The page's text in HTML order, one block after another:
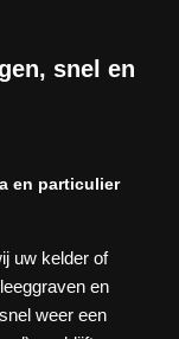
snel en
en particulier
uw kelder of
en
weer een